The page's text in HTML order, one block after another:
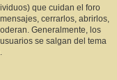
que cuidan el foro
cerrarlos, abrirlos,
Generalmente, los
se salgan del tema